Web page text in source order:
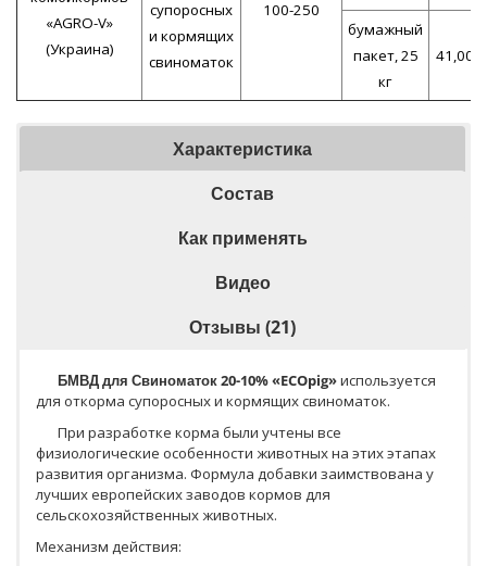
«AGRO-V»
(Украина)
супоросных
и кормящих
свиноматок
100-250
бумажный
пакет, 25
кг
41,00
Характеристика
Состав
Как применять
Видео
Отзывы (21)
БМВД для Свиноматок 20-10% «ECOpig»используется
для откорма супоросных и кормящих свиноматок.
При разработке корма были учтены все
физиологические особенности животных на этих этапах
развития организма. Формула добавки заимствована у
лучших европейских заводов кормов для
сельскохозяйственных животных.
Механизм действия: